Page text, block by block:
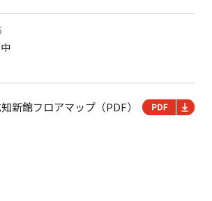
新館フロアマップ（PDF）